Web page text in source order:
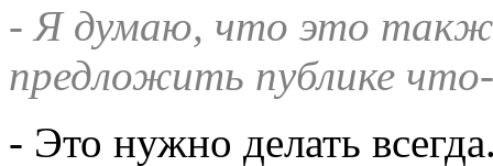
- Я думаю, что это
предложить публике
- Это нужно делать